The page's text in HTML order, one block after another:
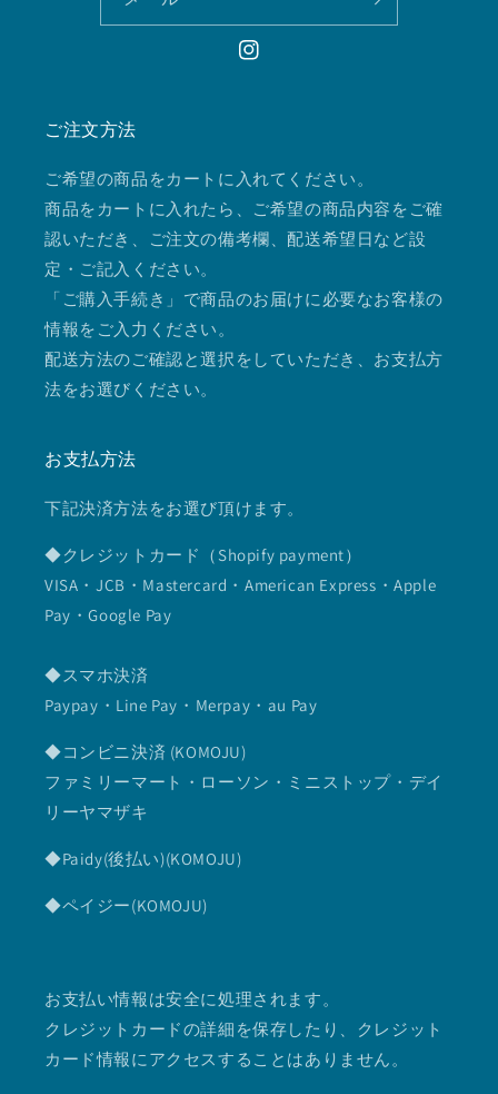
Instagram
ご注文方法
ご希望の商品をカートに入れてください。
商品をカートに入れたら、ご希望の商品内容をご確
認いただき、ご注文の備考欄、配送希望日など設
定・ご記入ください。
「ご購入手続き」で商品のお届けに必要なお客様の
情報をご入力ください。
配送方法のご確認と選択をしていただき、お支払方
法をお選びください。
お支払方法
下記決済方法をお選び頂けます。
◆クレジットカード（Shopify payment）
VISA・JCB・Mastercard・American Express・Apple
Pay・Google Pay
◆スマホ決済
Paypay・Line Pay・Merpay・au Pay
◆コンビニ決済 (KOMOJU)
ファミリーマート・ローソン・ミニストップ・デイ
リーヤマザキ
◆Paidy(後払い)(KOMOJU)
◆ペイジー(KOMOJU)
お支払い情報は安全に処理されます。
クレジットカードの詳細を保存したり、クレジット
カード情報にアクセスすることはありません。